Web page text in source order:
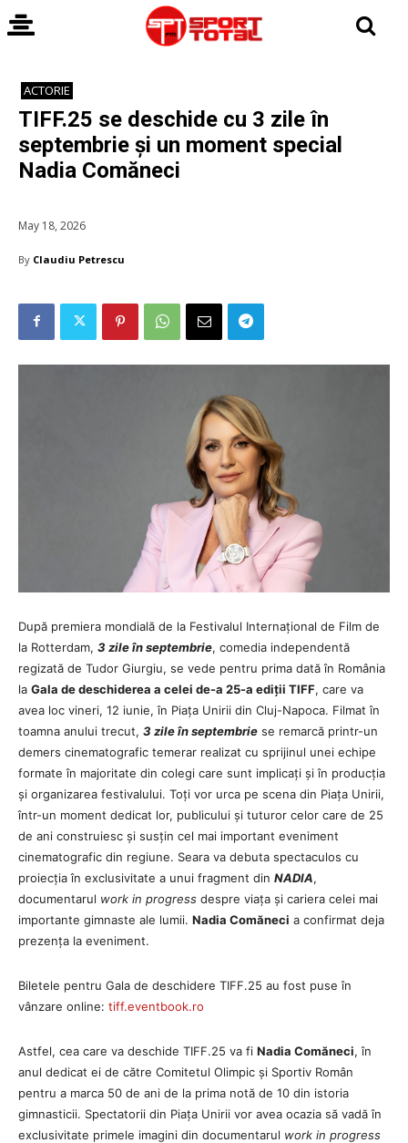
ACTORIE
TIFF.25 se deschide cu 3 zile în
septembrie și un moment special
Nadia Comăneci
May 18, 2026
By Claudiu Petrescu
După premiera mondială de la Festivalul Internațional de Film de
la Rotterdam, 3 zile în septembrie, comedia independentă
regizată de Tudor Giurgiu, se vede pentru prima dată în România
la Gala de deschiderea a celei de-a 25-a ediții TIFF, care va
avea loc vineri, 12 iunie, în Piața Unirii din Cluj-Napoca. Filmat în
toamna anului trecut, 3 zile în septembrie se remarcă printr-un
demers cinematografic temerar realizat cu sprijinul unei echipe
formate în majoritate din colegi care sunt implicați și în producția
și organizarea festivalului. Toți vor urca pe scena din Piața Unirii,
într-un moment dedicat lor, publicului și tuturor celor care de 25
de ani construiesc și susțin cel mai important eveniment
cinematografic din regiune. Seara va debuta spectaculos cu
proiecția în exclusivitate a unui fragment din NADIA,
documentarul work in progress despre viața și cariera celei mai
importante gimnaste ale lumii. Nadia Comăneci a confirmat deja
prezența la eveniment.
Biletele pentru Gala de deschidere TIFF.25 au fost puse în
vânzare online: tiff.eventbook.ro
Astfel, cea care va deschide TIFF.25 va fi Nadia Comăneci, în
anul dedicat ei de către Comitetul Olimpic și Sportiv Român
pentru a marca 50 de ani de la prima notă de 10 din istoria
gimnasticii. Spectatorii din Piața Unirii vor avea ocazia să vadă în
exclusivitate primele imagini din documentarul work in progress